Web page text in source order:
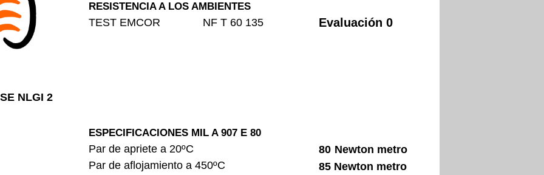
RESISTENCIA A LOS AMBIENTES
TEST EMCOR NF T 60 135 Evaluación 0
NLGI 2
ESPECIFICACIONES MIL A 907 E 80
Par de apriete a 20ºC
Par de aflojamiento a 450ºC
80 Newton metro
85 Newton metro